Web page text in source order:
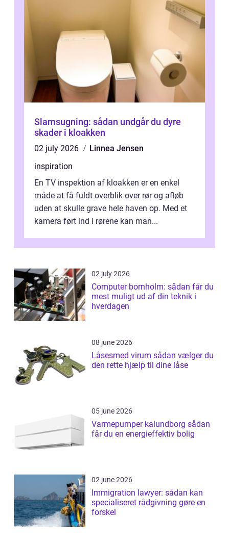
Slamsugning: sådan undgår du dyre
skader i kloakken
02 july 2026
Linnea Jensen
inspiration
En TV inspektion af kloakken er en enkel
måde at få fuldt overblik over rør og afløb
uden at skulle grave hele haven op. Med et
kamera ført ind i rørene kan man...
02 july 2026
Computer bornholm: sådan får du
mest muligt ud af din teknik i
hverdagen
08 june 2026
Låsesmed virum sådan vælger du
den rette hjælp til dine låse
05 june 2026
Varmepumper kalundborg sådan
får du en energieffektiv bolig
02 june 2026
Immigration lawyer: sådan kan
specialiseret rådgivning gøre en
forskel